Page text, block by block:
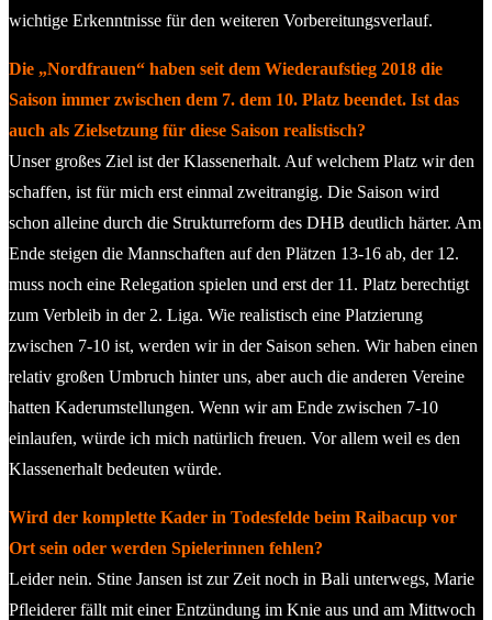
wichtige Erkenntnisse für den weiteren Vorbereitungsverlauf.
Die „Nordfrauen“ haben seit dem Wiederaufstieg 2018 die
Saison immer zwischen dem 7. dem 10. Platz beendet. Ist das
auch als Zielsetzung für diese Saison realistisch?
Unser großes Ziel ist der Klassenerhalt. Auf welchem Platz wir den
schaffen, ist für mich erst einmal zweitrangig. Die Saison wird
schon alleine durch die Strukturreform des DHB deutlich härter. Am
Ende steigen die Mannschaften auf den Plätzen 13-16 ab, der 12.
muss noch eine Relegation spielen und erst der 11. Platz berechtigt
zum Verbleib in der 2. Liga. Wie realistisch eine Platzierung
zwischen 7-10 ist, werden wir in der Saison sehen. Wir haben einen
relativ großen Umbruch hinter uns, aber auch die anderen Vereine
hatten Kaderumstellungen. Wenn wir am Ende zwischen 7-10
einlaufen, würde ich mich natürlich freuen. Vor allem weil es den
Klassenerhalt bedeuten würde.
Wird der komplette Kader in Todesfelde beim Raibacup vor
Ort sein oder werden Spielerinnen fehlen?
Leider nein. Stine Jansen ist zur Zeit noch in Bali unterwegs, Marie
Pfleiderer fällt mit einer Entzündung im Knie aus und am Mittwoch